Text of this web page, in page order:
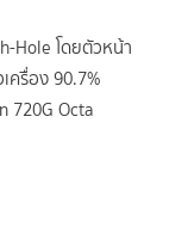
Hole โดยตัวหน้า
ครื่อง 90.7%
720G Octa